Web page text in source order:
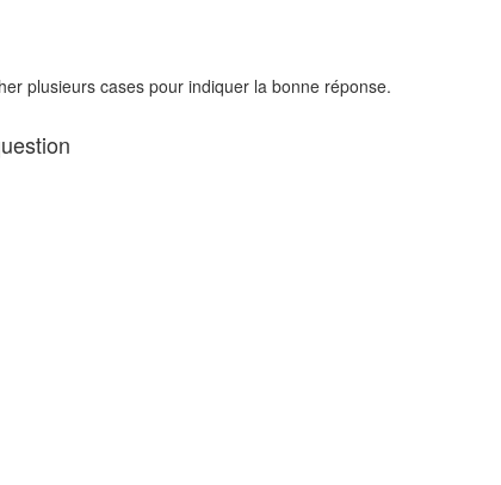
plusieurs cases pour indiquer la bonne réponse.